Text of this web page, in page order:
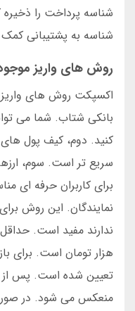
شناسه پرداخت را
شناسه به پشتیبانی
روش های واریز
اکسپکت روش های واریز
بانکی شتاب. شما می
کنید. دوم، کیف پول
سریع تر است. سوم،
برای کاربران حرفه ای
نمایندگان. این روش
تعیین شده است. پس از
منعکس می شود. در